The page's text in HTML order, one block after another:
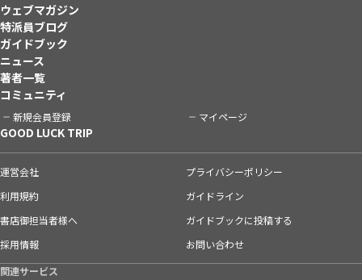
ウェブマガジン
特派員ブログ
ガイドブック
ニュース
著者一覧
コミュニティ
新規会員登録 マイページ
GOOD LUCK TRIP
運営会社
プライバシーポリシー
利用規約
ガイドライン
書店御担当者様へ
ガイドブックに投稿する
採用情報
お問い合わせ
関連サービス